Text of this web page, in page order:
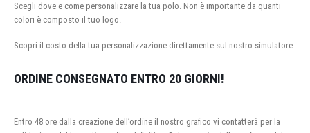
Scegli dove e come personalizzare la tua polo. Non è importante da quanti
colori è composto il tuo logo.
Scopri il costo della tua personalizzazione direttamente sul nostro simulatore.
ORDINE CONSEGNATO ENTRO 20 GIORNI!
Entro 48 ore dalla creazione dell’ordine il nostro grafico vi contatterà per la